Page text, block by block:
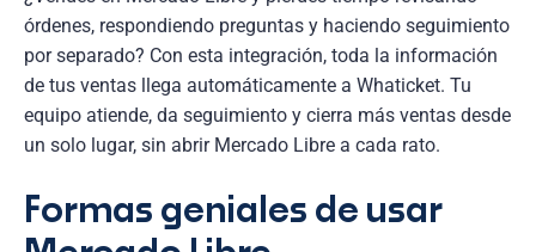
órdenes, respondiendo preguntas y haciendo seguimiento
por separado? Con esta integración, toda la información
de tus ventas llega automáticamente a Whaticket. Tu
equipo atiende, da seguimiento y cierra más ventas desde
un solo lugar, sin abrir Mercado Libre a cada rato.
Formas geniales de usar